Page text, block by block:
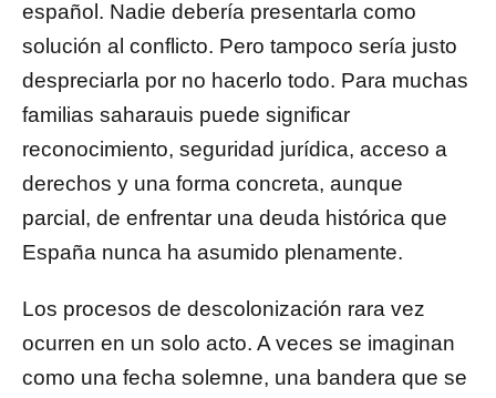
español. Nadie debería presentarla como
solución al conflicto. Pero tampoco sería justo
despreciarla por no hacerlo todo. Para muchas
familias saharauis puede significar
reconocimiento, seguridad jurídica, acceso a
derechos y una forma concreta, aunque
parcial, de enfrentar una deuda histórica que
España nunca ha asumido plenamente.
Los procesos de descolonización rara vez
ocurren en un solo acto. A veces se imaginan
como una fecha solemne, una bandera que se